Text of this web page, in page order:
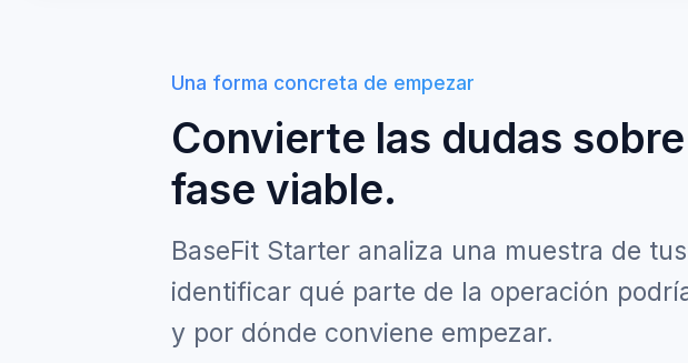
Una forma concreta de empezar
Convierte las dudas
fase viable.
BaseFit Starter analiza una muestra de
identificar qué parte de la operación
y por dónde conviene empezar.